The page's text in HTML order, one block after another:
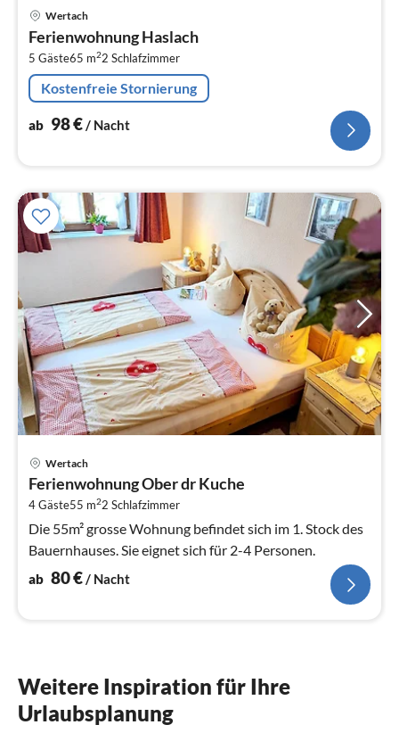
Wertach
Ferienwohnung Haslach
5 Gäste65 m22 Schlafzimmer
Kostenfreie Stornierung
ab 98€/ Nacht
Wertach
Ferienwohnung Ober dr Kuche
4 Gäste55 m22 Schlafzimmer
Die 55m² grosse Wohnung befindet sich im 1. Stock des
Bauernhauses. Sie eignet sich für 2-4 Personen.
ab 80€/ Nacht
Weitere Inspiration für Ihre
Urlaubsplanung